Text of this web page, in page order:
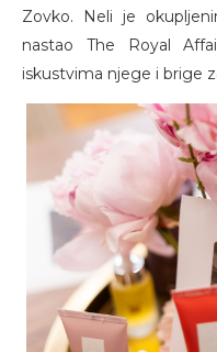
Zovko. Neli je
nastao The Royal
iskustvima njege i brige